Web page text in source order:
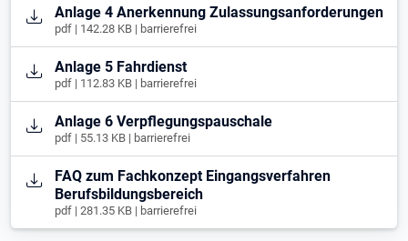
Öffnet in neuem Tab
Anlage 4 Anerkennung Zulassungsanforderungen
pdf | 142.28 KB | barrierefrei
Öffnet in neuem Tab
Anlage 5 Fahrdienst
pdf | 112.83 KB | barrierefrei
Öffnet in neuem Tab
Anlage 6 Verpflegungspauschale
pdf | 55.13 KB | barrierefrei
Öffnet in neuem Tab
FAQ zum Fachkonzept Eingangsverfahren
Berufsbildungsbereich
pdf | 281.35 KB | barrierefrei